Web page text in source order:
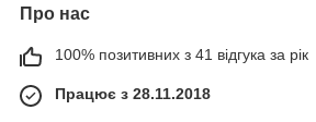
Про нас
100% позитивних з 41 відгука за рік
Працює з 28.11.2018